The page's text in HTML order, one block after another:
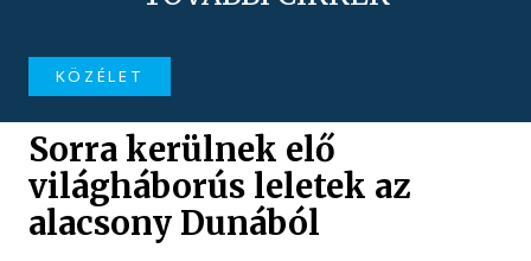
KÖZÉLET
Sorra kerülnek elő
világháborús leletek az
alacsony Dunából